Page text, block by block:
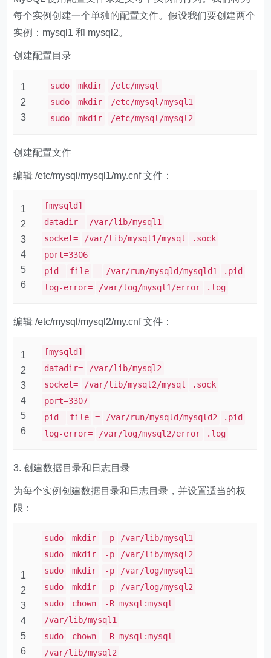
每个实例创建一个单独的配置文件。假设我们要创建两个
实例：​​mysql1​​ 和 ​​mysql2​​。
创建配置目录
1
2
3
sudo mkdir
/etc/mysql
sudo
mkdir
/etc/mysql/mysql1
sudo
mkdir /etc/mysql/mysql2
创建配置文件
编辑 ​​/etc/mysql/mysql1/my.cnf​​ 文件：
1
2
3
4
5
6
[mysqld]
datadir=
/var/lib/mysql1
socket=
/var/lib/mysql1/mysql
.sock
port=3306
pid-
file = /var/run/mysqld/mysqld1
.pid
log-error=
/var/log/mysql1/error .log
编辑 ​​/etc/mysql/mysql2/my.cnf​​ 文件：
1
2
3
4
5
6
[mysqld]
datadir=
/var/lib/mysql2
socket=
/var/lib/mysql2/mysql
.sock
port=3307
pid-
file = /var/run/mysqld/mysqld2
.pid
log-error=
/var/log/mysql2/error .log
3. 创建数据目录和日志目录
为每个实例创建数据目录和日志目录，并设置适当的权
限：
1
2
3
4
5
6
sudo mkdir -p
/var/lib/mysql1
sudo
mkdir -p
/var/lib/mysql2
sudo
mkdir -p
/var/log/mysql1
sudo
mkdir -p
/var/log/mysql2
sudo
chown
-R mysql:mysql
/var/lib/mysql1
sudo
chown
-R mysql:mysql
/var/lib/mysql2